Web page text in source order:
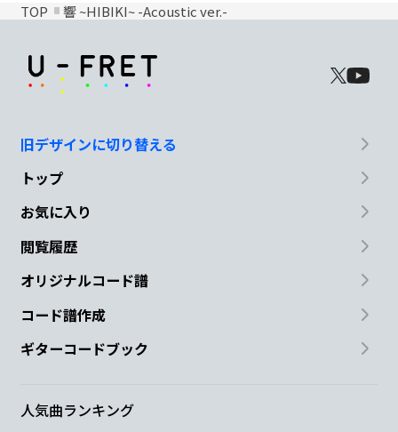
TOP 響 ~HIBIKI~ -Acoustic ver.-
旧デザインに切り替える
トップ
お気に入り
閲覧履歴
オリジナルコード譜
コード譜作成
ギターコードブック
人気曲ランキング